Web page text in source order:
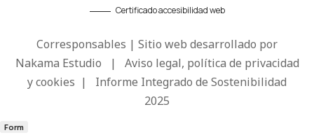
Certificado accesibilidad web
Corresponsables | Sitio web desarrollado por
Nakama Estudio | Aviso legal, política de privacidad
y cookies | Informe Integrado de Sostenibilidad
2025
Form